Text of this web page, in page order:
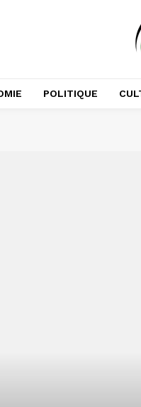
POLITIQUE